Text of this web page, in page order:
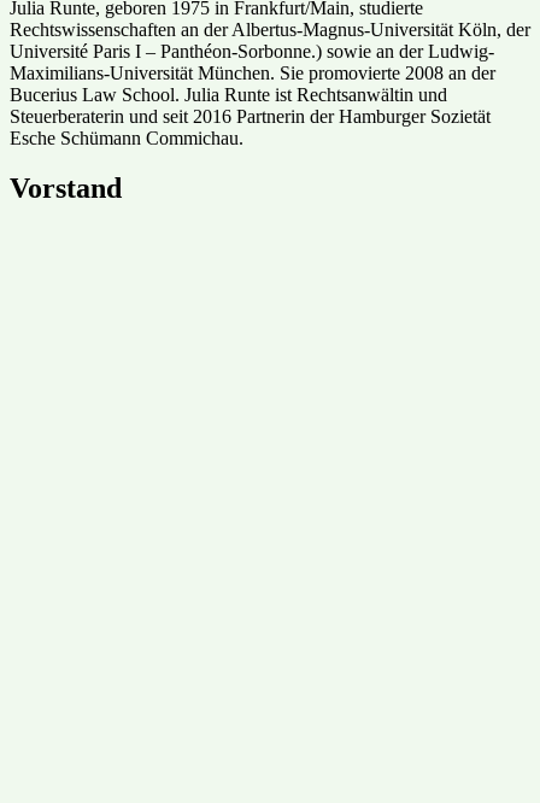
Julia Runte, geboren 1975 in Frankfurt/Main, studierte
Rechtswissenschaften an der Albertus-Magnus-Universität Köln, der
Université Paris I – Panthéon-Sorbonne.) sowie an der Ludwig-
Maximilians-Universität München. Sie promovierte 2008 an der
Bucerius Law School. Julia Runte ist Rechtsanwältin und
Steuerberaterin und seit 2016 Partnerin der Hamburger Sozietät
Esche Schümann Commichau.
Vorstand